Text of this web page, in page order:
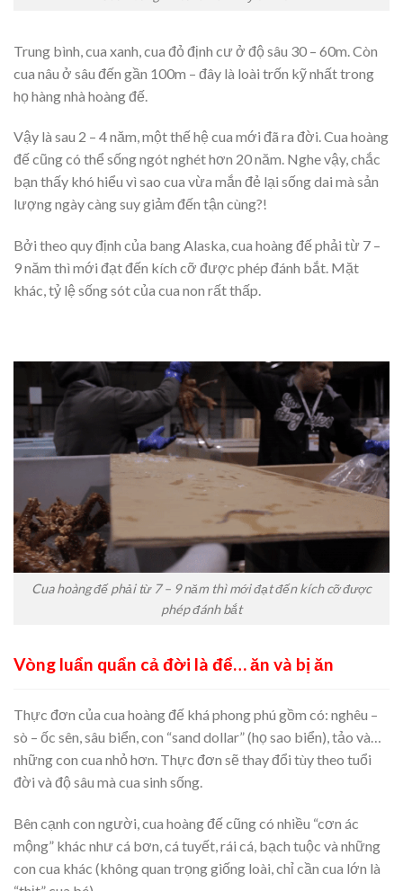
Trung bình, cua xanh, cua đỏ định cư ở độ sâu 30 – 60m. Còn
cua nâu ở sâu đến gần 100m – đây là loài trốn kỹ nhất trong
họ hàng nhà hoàng đế.
Vậy là sau 2 – 4 năm, một thế hệ cua mới đã ra đời. Cua hoàng
đế cũng có thể sống ngót nghét hơn 20 năm. Nghe vậy, chắc
bạn thấy khó hiểu vì sao cua vừa mắn đẻ lại sống dai mà sản
lượng ngày càng suy giảm đến tận cùng?!
Bởi theo quy định của bang Alaska, cua hoàng đế phải từ 7 –
9 năm thì mới đạt đến kích cỡ được phép đánh bắt. Mặt
khác, tỷ lệ sống sót của cua non rất thấp.
Cua hoàng đế phải từ 7 – 9 năm thì mới đạt đến kích cỡ được
phép đánh bắt
Vòng luẩn quẩn cả đời là để… ăn và bị ăn
Thực đơn của cua hoàng đế khá phong phú gồm có: nghêu –
sò – ốc sên, sâu biển, con “sand dollar” (họ sao biển), tảo và…
những con cua nhỏ hơn. Thực đơn sẽ thay đổi tùy theo tuổi
đời và độ sâu mà cua sinh sống.
Bên cạnh con người, cua hoàng đế cũng có nhiều “cơn ác
mộng” khác như cá bơn, cá tuyết, rái cá, bạch tuộc và những
con cua khác (không quan trọng giống loài, chỉ cần cua lớn là